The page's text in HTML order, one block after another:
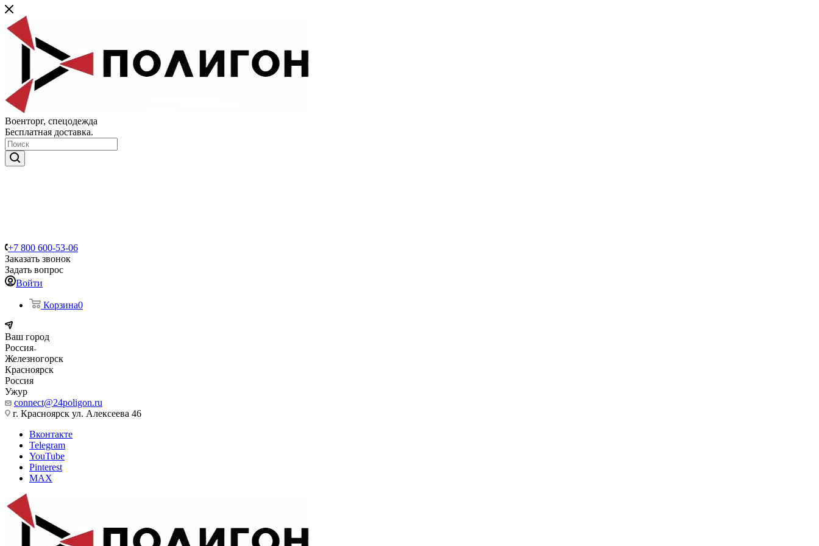
Военторг, спецодежда
Бесплатная доставка.
+7 800 600-53-06
Заказать звонок
Задать вопрос
Войти
Корзина0
Ваш город
Россия
Железногорск
Красноярск
Россия
Ужур
connect@24poligon.ru
г. Красноярск ул. Алексеева 46
Вконтакте
Telegram
YouTube
Pinterest
MAX